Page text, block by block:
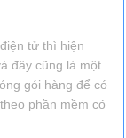
tử thì hiện
đây cũng là một
gói hàng để có
phần mềm có